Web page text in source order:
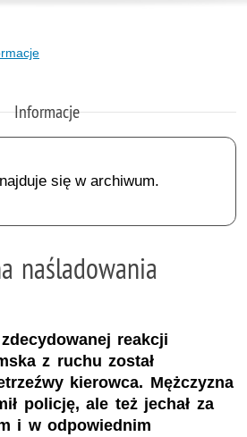
Informacje
się w archiwum.
naśladowania
reakcji
z ruchu został
kierowca. Mężczyzna
policję, ale też jechał za
i w odpowiednim